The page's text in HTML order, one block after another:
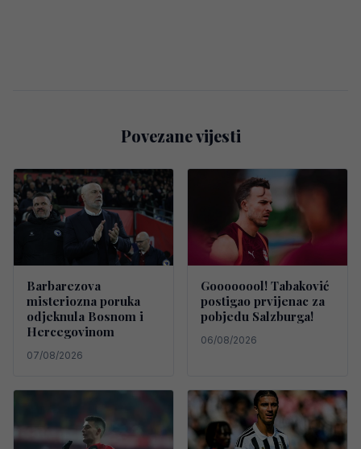
Povezane vijesti
Barbarezova
misteriozna poruka
odjeknula Bosnom i
Hercegovinom
07/08/2026
Goooooool! Tabaković
postigao prvijenac za
pobjedu Salzburga!
06/08/2026